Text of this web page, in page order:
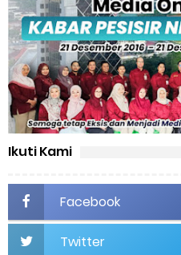
Ikuti Kami
Facebook
Twitter